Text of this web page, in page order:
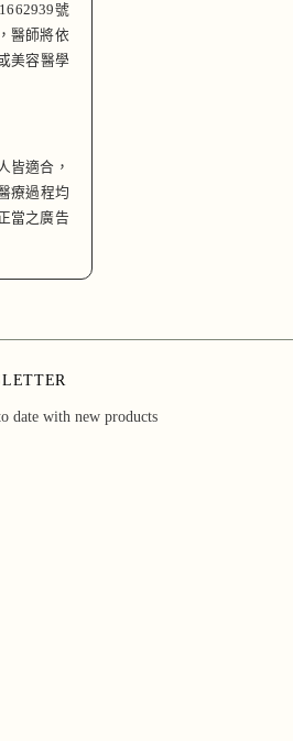
號
醫師將依
美容醫學
皆適合，
療過程均
當之廣告
date with new products